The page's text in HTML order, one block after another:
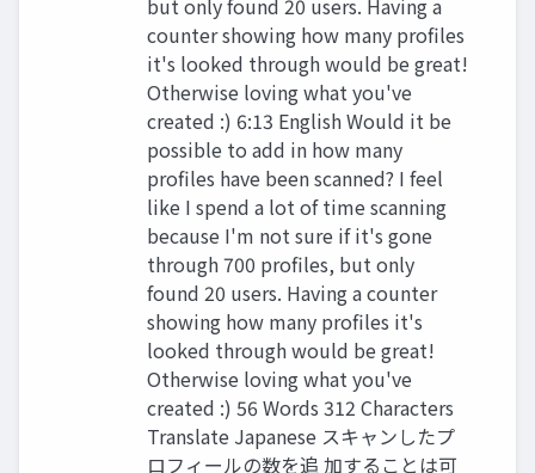
counter showing how many profiles
it's looked through would be great!
Otherwise loving what you've
created :) 6:13 English Would it be
possible to add in how many
profiles have been scanned? I feel
like I spend a lot of time scanning
because I'm not sure if it's gone
through 700 profiles, but only
found 20 users. Having a counter
showing how many profiles it's
looked through would be great!
Otherwise loving what you've
created :) 56 Words 312 Characters
Translate Japanese スキャンしたプ
ロフィールの数を追 加することは可